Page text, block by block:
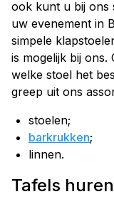
ook kunt u bij ons
uw evenement in
simpele
is mogelijk bij ons.
welke stoel het
greep uit ons
stoelen;
barkrukken;
linnen.
Tafels huren